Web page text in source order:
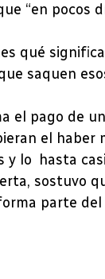
“en
qué
saquen
el pago de
el
lo hasta
sostuvo
parte